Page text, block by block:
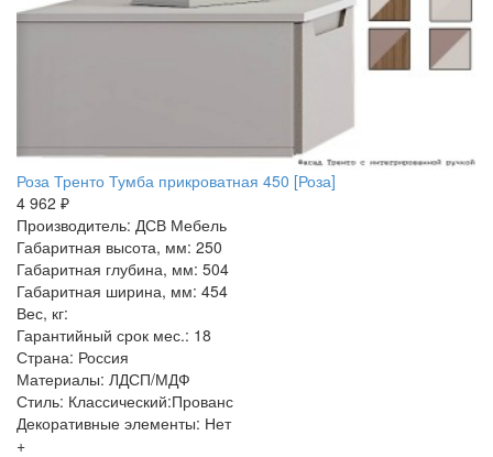
Роза Тренто Тумба прикроватная 450 [Роза]
4 962 ₽
Производитель: ДСВ Мебель
Габаритная высота, мм: 250
Габаритная глубина, мм: 504
Габаритная ширина, мм: 454
Вес, кг:
Гарантийный срок мес.: 18
Страна: Россия
Материалы: ЛДСП/МДФ
Стиль: Классический:Прованс
Декоративные элементы: Нет
+